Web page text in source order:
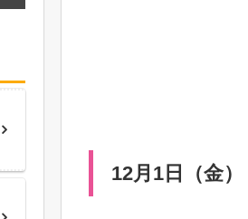
12月1日（金）